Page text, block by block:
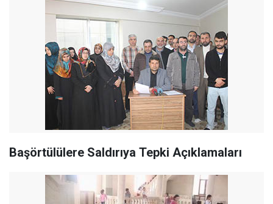
Başörtülülere Saldırıya Tepki Açıklamaları